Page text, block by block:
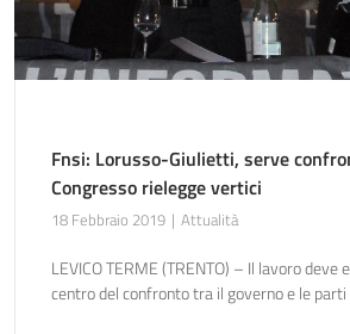
Fnsi: Lorusso-Giulietti, serve
Congresso rielegge vertici
18 Febbraio 2019 Attualità
LEVICO TERME (TRENTO) – Il lavoro
centro del confronto tra il governo e le parti